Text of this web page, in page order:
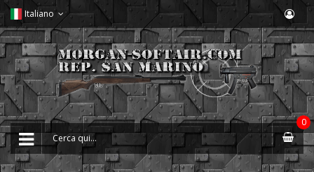
Italiano
0